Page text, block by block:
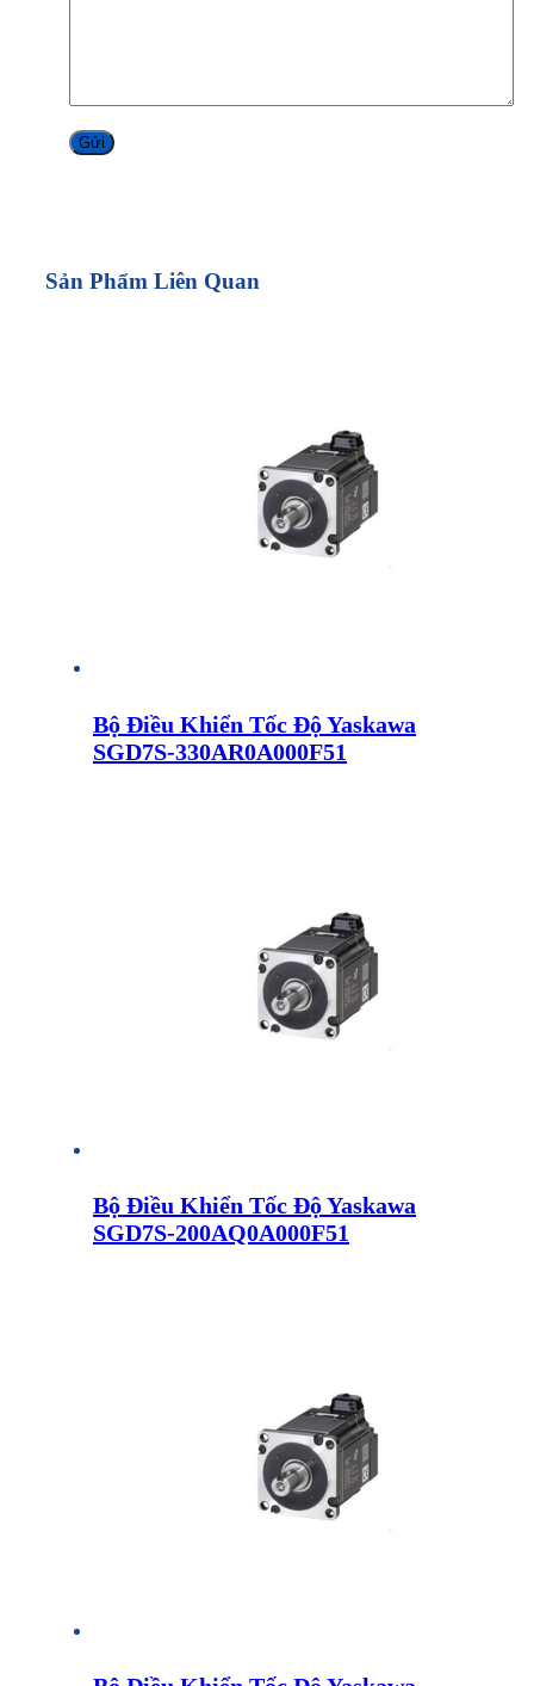
Sản Phẩm Liên Quan
Bộ Điều Khiển Tốc Độ Yaskawa
SGD7S-330AR0A000F51
Bộ Điều Khiển Tốc Độ Yaskawa
SGD7S-200AQ0A000F51